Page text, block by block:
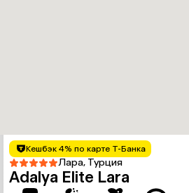
Кешбэк 4% по карте Т-Банка
Лара, Турция
Adalya Elite Lara